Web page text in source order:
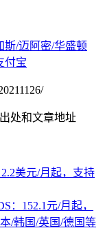
斯/迈阿密/华盛顿
付宝
处和文章地址
美元/月起，支持
：152.1元/月起，
/韩国/英国/德国等